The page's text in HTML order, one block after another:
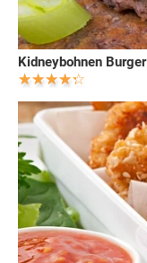
Kidneybohnen Burger